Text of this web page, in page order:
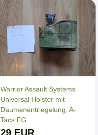
Warrior Assault Systems
Universal Holster mit
Daumenentriegelung, A-
Tacs FG
29 EUR